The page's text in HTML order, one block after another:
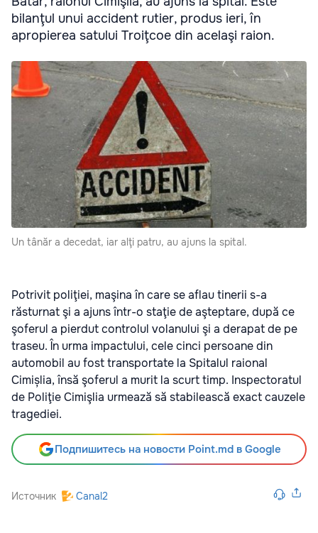
bilanţul unui accident rutier, produs ieri, în
apropierea satului Troiţcoe din acelaşi raion.
Un tânăr a decedat, iar alţi patru, au ajuns la spital.
Potrivit poliţiei, maşina în care se aflau tinerii s-a
răsturnat şi a ajuns într-o staţie de aşteptare, după ce
şoferul a pierdut controlul volanului şi a derapat de pe
traseu. În urma impactului, cele cinci persoane din
automobil au fost transportate la Spitalul raional
Cimișlia, însă şoferul a murit la scurt timp. Inspectoratul
de Poliţie Cimişlia urmează să stabilească exact cauzele
tragediei.
Подпишитесь на новости Point.md в Google
Источник Canal2